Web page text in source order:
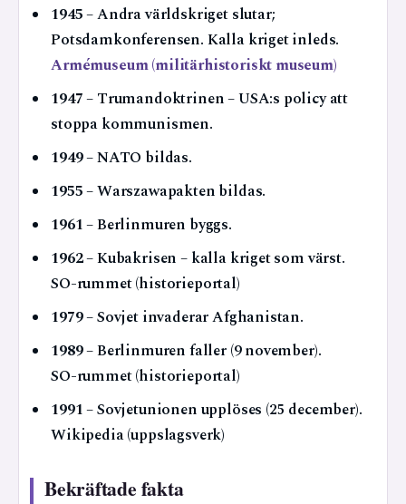
1945– Andra världskriget slutar;
Potsdamkonferensen. Kalla kriget inleds.
Armémuseum (militärhistoriskt museum)
1947– Trumandoktrinen – USA:s policy att
stoppa kommunismen.
1949– NATO bildas.
1955– Warszawapakten bildas.
1961– Berlinmuren byggs.
1962– Kubakrisen – kalla kriget som värst.
SO-rummet (historieportal)
1979– Sovjet invaderar Afghanistan.
1989– Berlinmuren faller (9 november).
SO-rummet (historieportal)
1991– Sovjetunionen upplöses (25 december).
Wikipedia (uppslagsverk)
Bekräftade fakta